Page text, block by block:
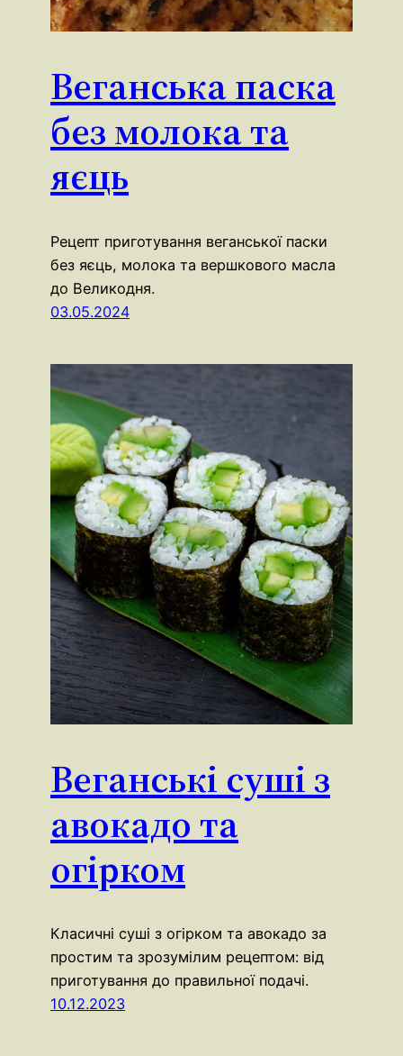
Веганська паска
без молока та
яєць
Рецепт приготування веганської паски
без яєць, молока та вершкового масла
до Великодня.
03.05.2024
Веганські суші з
авокадо та
огірком
Класичні суші з огірком та авокадо за
простим та зрозумілим рецептом: від
приготування до правильної подачі.
10.12.2023